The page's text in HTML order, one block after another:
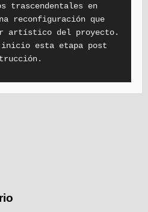
trascendentales en
reconfiguración que
artístico del proyecto.
inicio esta etapa post